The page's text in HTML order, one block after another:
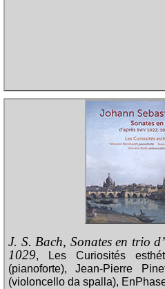
J. S. Bach, Sonates en trio
1029, Les Curiosités
(pianoforte), Jean-Pierre
(violoncello da spalla),